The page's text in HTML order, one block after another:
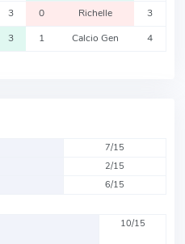
3 0 Richelle 3
3 1 Calcio Gen 4
7/15
2/15
6/15
10/15